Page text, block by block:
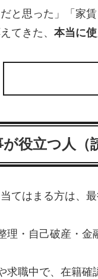
だと思った」「家
てきた、 本当に
役立つ人（
てはまる方は、
理・自己破産・金
求職中で、在籍確